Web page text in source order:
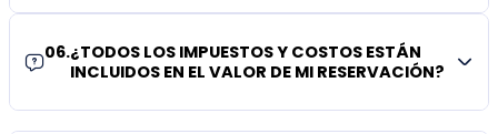
06.¿TODOS LOS IMPUESTOS Y COSTOS ESTÁN
INCLUIDOS EN EL VALOR DE MI RESERVACIÓN?